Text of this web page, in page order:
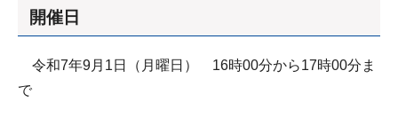
開催日
令和7年9月1日（月曜日） 16時00分から17時00分ま
で